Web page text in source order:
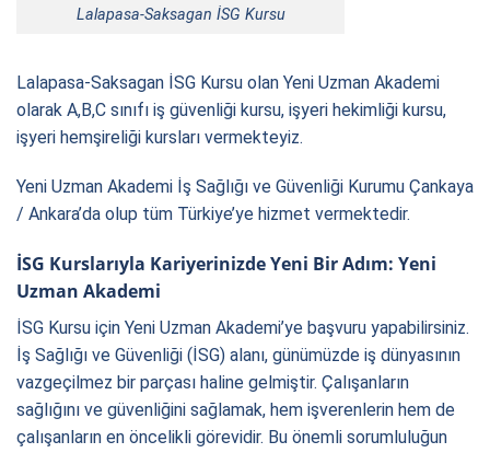
Lalapasa-Saksagan İSG Kursu
Lalapasa-Saksagan İSG Kursu olan Yeni Uzman Akademi
olarak A,B,C sınıfı iş güvenliği kursu, işyeri hekimliği kursu,
işyeri hemşireliği kursları vermekteyiz.
Yeni Uzman Akademi İş Sağlığı ve Güvenliği Kurumu Çankaya
/ Ankara’da olup tüm Türkiye’ye hizmet vermektedir.
İSG Kurslarıyla Kariyerinizde Yeni Bir Adım: Yeni
Uzman Akademi
İSG Kursu için Yeni Uzman Akademi’ye başvuru yapabilirsiniz.
İş Sağlığı ve Güvenliği (İSG) alanı, günümüzde iş dünyasının
vazgeçilmez bir parçası haline gelmiştir. Çalışanların
sağlığını ve güvenliğini sağlamak, hem işverenlerin hem de
çalışanların en öncelikli görevidir. Bu önemli sorumluluğun